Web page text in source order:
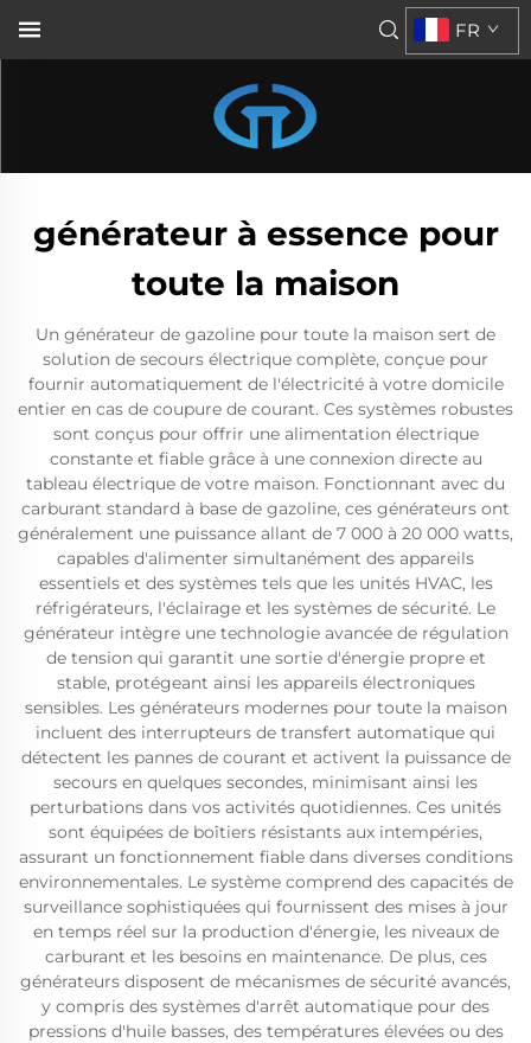
FR
générateur à essence pour
toute la maison
Un générateur de gazoline pour toute la maison sert de
solution de secours électrique complète, conçue pour
fournir automatiquement de l'électricité à votre domicile
entier en cas de coupure de courant. Ces systèmes robustes
sont conçus pour offrir une alimentation électrique
constante et fiable grâce à une connexion directe au
tableau électrique de votre maison. Fonctionnant avec du
carburant standard à base de gazoline, ces générateurs ont
généralement une puissance allant de 7 000 à 20 000 watts,
capables d'alimenter simultanément des appareils
essentiels et des systèmes tels que les unités HVAC, les
réfrigérateurs, l'éclairage et les systèmes de sécurité. Le
générateur intègre une technologie avancée de régulation
de tension qui garantit une sortie d'énergie propre et
stable, protégeant ainsi les appareils électroniques
sensibles. Les générateurs modernes pour toute la maison
incluent des interrupteurs de transfert automatique qui
détectent les pannes de courant et activent la puissance de
secours en quelques secondes, minimisant ainsi les
perturbations dans vos activités quotidiennes. Ces unités
sont équipées de boîtiers résistants aux intempéries,
assurant un fonctionnement fiable dans diverses conditions
environnementales. Le système comprend des capacités de
surveillance sophistiquées qui fournissent des mises à jour
en temps réel sur la production d'énergie, les niveaux de
carburant et les besoins en maintenance. De plus, ces
générateurs disposent de mécanismes de sécurité avancés,
y compris des systèmes d'arrêt automatique pour des
pressions d'huile basses, des températures élevées ou des